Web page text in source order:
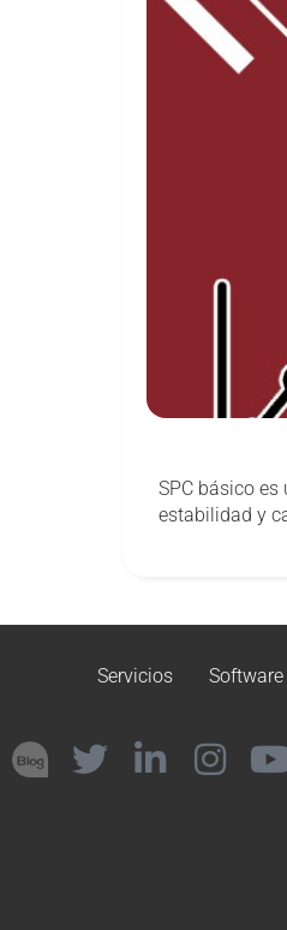
SPC básico
estabilidad y
Servicios